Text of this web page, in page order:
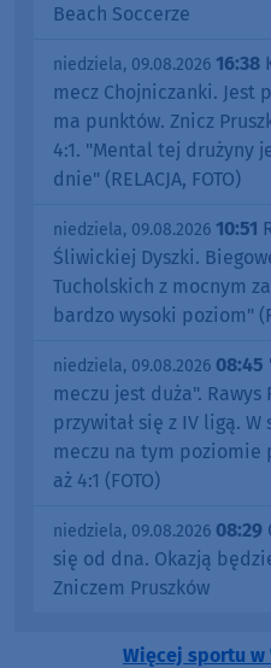
Beach Soccerze
niedziela, 09.08.2026 16:38
mecz Chojniczanki. Jest
ma punktów. Znicz
4:1. "Mental tej drużyny
dnie" (RELACJA, FOTO)
niedziela, 09.08.2026 10:51
Śliwickiej Dyszki.
Tucholskich z mocnym
bardzo wysoki poziom"
niedziela, 09.08.2026 08:45
meczu jest duża".
przywitał się z IV ligą.
meczu na tym poziomie
aż 4:1 (FOTO)
niedziela, 09.08.2026 08:29
się od dna. Okazją
Zniczem Pruszków
Więcej sportu w